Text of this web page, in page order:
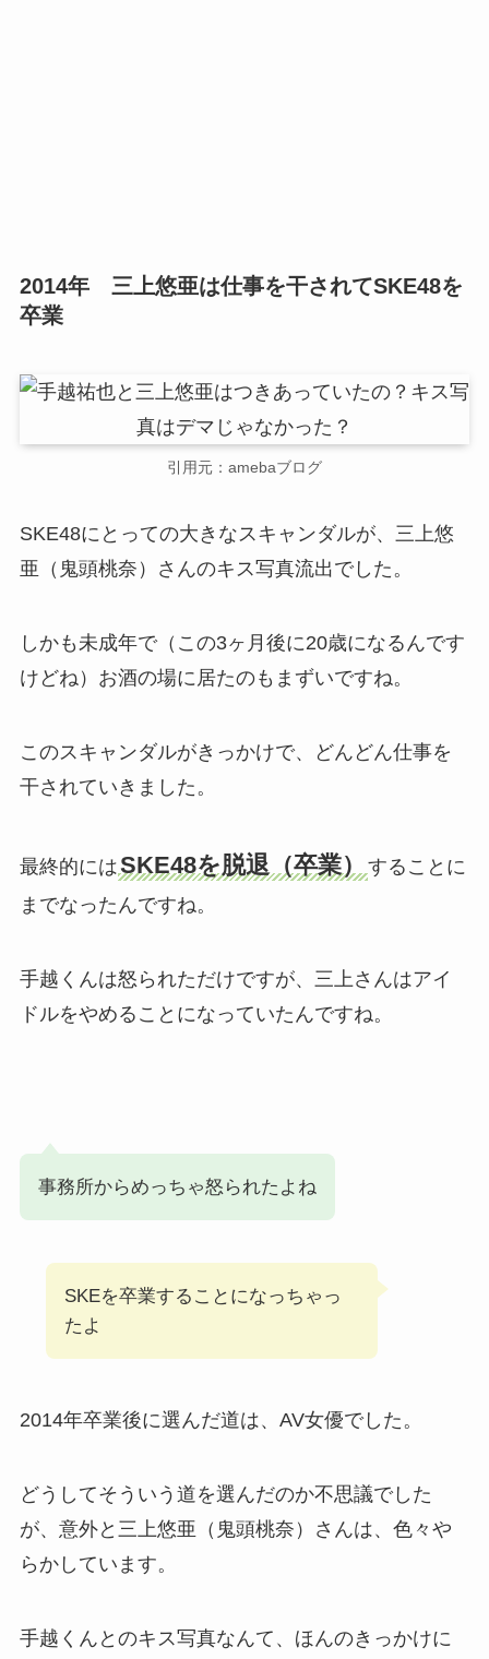
2014年 三上悠亜は仕事を干されてSKE48を
卒業
引用元：amebaブログ
SKE48にとっての大きなスキャンダルが、三上悠
亜（鬼頭桃奈）さんのキス写真流出でした。
しかも未成年で（この3ヶ月後に20歳になるんです
けどね）お酒の場に居たのもまずいですね。
このスキャンダルがきっかけで、どんどん仕事を
干されていきました。
最終的にはSKE48を脱退（卒業）
することに
までなったんですね。
手越くんは怒られただけですが、三上さんはアイ
ドルをやめることになっていたんですね。
事務所からめっちゃ怒られたよね
SKEを卒業することになっちゃっ
たよ
2014年卒業後に選んだ道は、AV女優でした。
どうしてそういう道を選んだのか不思議でした
が、意外と三上悠亜（鬼頭桃奈）さんは、色々や
らかしています。
手越くんとのキス写真なんて、ほんのきっかけに